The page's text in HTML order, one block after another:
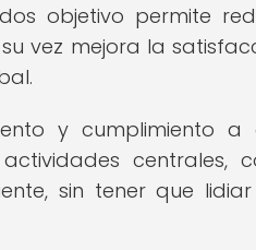
objetivo permite
vez mejora la
y cumplimiento a
centrales,
sin tener que